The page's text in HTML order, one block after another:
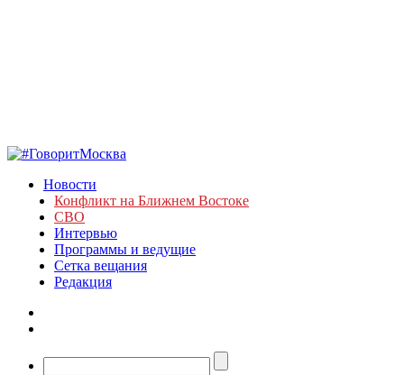
Новости
Конфликт на Ближнем Востоке
СВО
Интервью
Программы и ведущие
Сетка вещания
Редакция